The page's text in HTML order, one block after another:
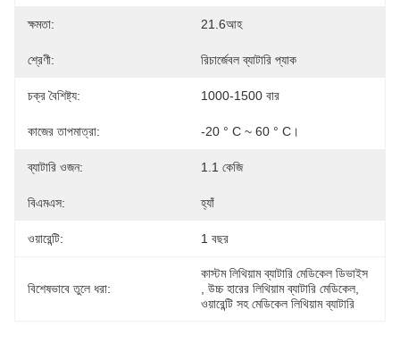
ক্ষমতা: 21.6আহ
শ্রেণী: রিচার্জেবল ব্যাটারি প্যাক
চক্র বৈশিষ্ট্য: 1000-1500 বার
কাজের তাপমাত্রা: -20 ° C ~ 60 ° C।
ব্যাটারি ওজন: 1.1 কেজি
বিএমএস: হ্যাঁ
ওয়ারেন্টি: 1 বছর
বিশেষভাবে তুলে ধরা:
কাস্টম লিথিয়াম ব্যাটারি মেডিকেল ডিভাইস
উচ্চ হারের লিথিয়াম ব্যাটারি মেডিকেল
ওয়ারেন্টি সহ মেডিকেল লিথিয়াম ব্যাটারি